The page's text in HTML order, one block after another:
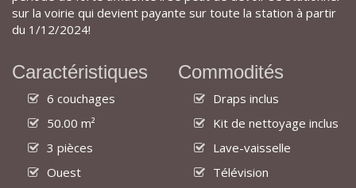
sur la voirie qui devient payante sur toute la station à partir
du 1/12/2024!
Caractéristiques
6 couchages
50.00 m²
3 pièces
Ouest
Commodités
Draps inclus
Kit de nettoyage inclus
Lave-vaisselle
Télévision